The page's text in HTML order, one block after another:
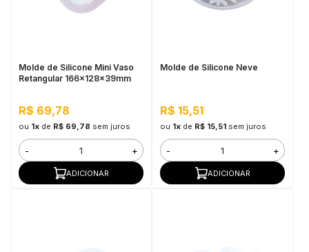
Molde de Silicone Mini Vaso
Retangular 166x128x39mm
R$ 69,78
ou 1xde R$ 69,78 sem juros
- +
ADICIONAR
Molde de Silicone Neve
R$ 15,51
ou 1xde R$ 15,51 sem juros
- +
ADICIONAR